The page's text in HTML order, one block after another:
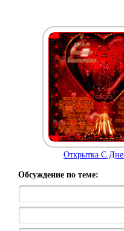
Открытка С
Обсуждение по теме: